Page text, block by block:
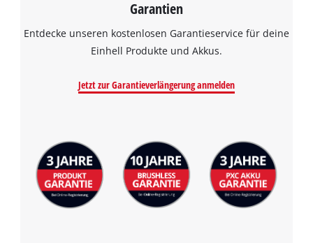
Garantien
Entdecke unseren kostenlosen Garantieservice für deine
Einhell Produkte und Akkus.
Jetzt zur Garantieverlängerung anmelden